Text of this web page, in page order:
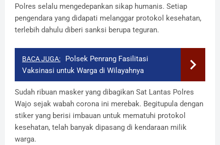
Polres selalu mengedepankan sikap humanis. Setiap
pengendara yang didapati melanggar protokol kesehatan,
terlebih dahulu diberi sanksi berupa teguran.
BACA JUGA:
Polsek Penrang Fasilitasi
Vaksinasi untuk Warga di Wilayahnya
Sudah ribuan masker yang dibagikan Sat Lantas Polres
Wajo sejak wabah corona ini merebak. Begitupula dengan
stiker yang berisi imbauan untuk mematuhi protokol
kesehatan, telah banyak dipasang di kendaraan milik
warga.